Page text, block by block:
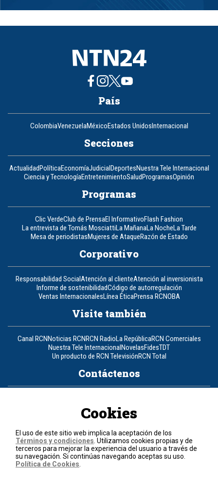
1
8
País
ColombiaVenezuelaMéxicoEstados UnidosInternacional
Secciones
ActualidadPolíticaEconomíaJudicialDeportesNuestra Tele Internacional
Ciencia y TecnologíaEntretenimientoSaludProgramasOpinión
Programas
Clic VerdeClub de PrensaEl InformativoFlash Fashion
La entrevista de Tomás MosciattiLa MañanaLa NocheLa Tarde
Mesa de periodistasMujeres de AtaqueRazón de Estado
Corporativo
Responsabilidad SocialAtención al clienteAtención al inversionista
Informe de sostenibilidadCódigo de autorregulación
Ventas InternacionalesLínea ÉticaPrensa RCNOBA
Visite también
Canal RCNNoticias RCNRCN RadioLa RepúblicaRCN Comerciales
Nuestra Tele InternacionalNovelasFidesTDT
Un producto de RCN TelevisiónRCN Total
Contáctenos
Política de cookies
Términos y condiciones
© 2026, RCN Medios.
Todos los derechos reservados.
Cookies
El uso de este sitio web implica la aceptación de los
Términos y condiciones . Utilizamos cookies propias y de
terceros para mejorar la experiencia del usuario a través de
su navegación. Si continúas navegando aceptas su uso.
Política de Cookies